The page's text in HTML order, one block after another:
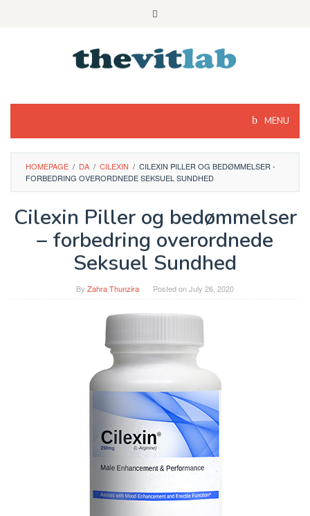
MENU
HOMEPAGE / DA / CILEXIN / CILEXIN PILLER OG BEDØMMELSER -
FORBEDRING OVERORDNEDE SEKSUEL SUNDHED
Cilexin Piller og bedømmelser
– forbedring overordnede
Seksuel Sundhed
By Zahra Thunzira Posted onJuly 26, 2020